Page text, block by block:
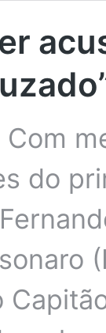
Com
do